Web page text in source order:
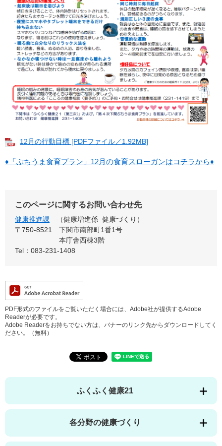
12月の行動目標 [PDFファイル／1.92MB]
♦「ぶちうま食育プラン」12月の食育スローガンはコチラから♦
このページに関するお問い合わせ先
健康推進課
健康増進係_健康づくり
〒750-8521
下関市南部町1番1号
本庁舎西棟3階
Tel：083-231-1408
PDF形式のファイルをご覧いただく場合には、Adobe社が提供するAdobe
Readerが必要です。
Adobe Readerをお持ちでない方は、バナーのリンク先からダウンロードしてく
ださい。（無料）
ふくふく健康21
各分野の健康づくり